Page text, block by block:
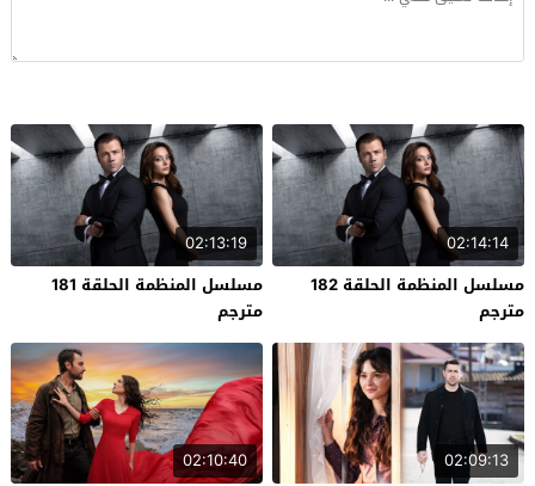
02:14:14
مسلسل المنظمة الحلقة 182
مترجم
02:13:19
مسلسل المنظمة الحلقة 181
مترجم
02:09:13
02:10:40